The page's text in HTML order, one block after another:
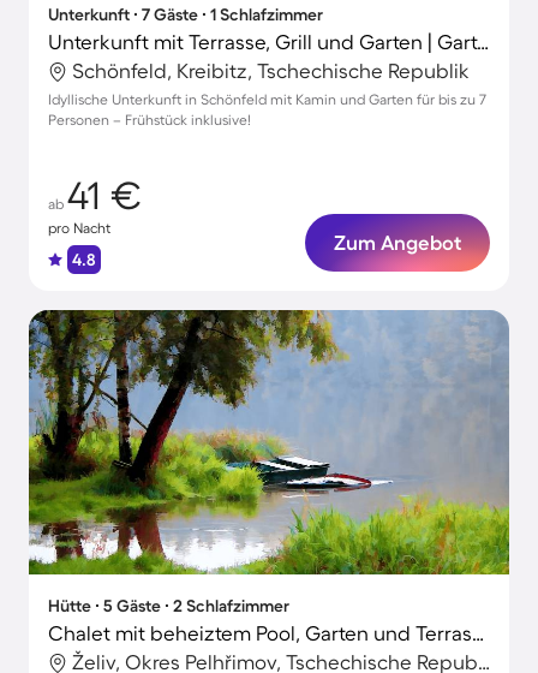
Unterkunft ∙ 7 Gäste ∙ 1 Schlafzimmer
Unterkunft mit Terrasse, Grill und Garten | Gartenblick
Schönfeld, Kreibitz, Tschechische Republik
Idyllische Unterkunft in Schönfeld mit Kamin und Garten für bis zu 7
Personen – Frühstück inklusive!
ab 41 €
pro Nacht
4.8
Zum Angebot
Hütte ∙ 5 Gäste ∙ 2 Schlafzimmer
Chalet mit beheiztem Pool, Garten und Terrasse | Bergblick
Želiv, Okres Pelhřimov, Tschechische Republik